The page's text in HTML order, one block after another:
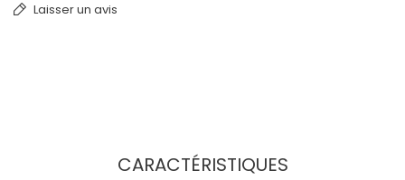
Laisser un avis
CARACTÉRISTIQUES